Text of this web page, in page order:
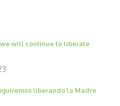
we will continue to liberate
liberando la Madre